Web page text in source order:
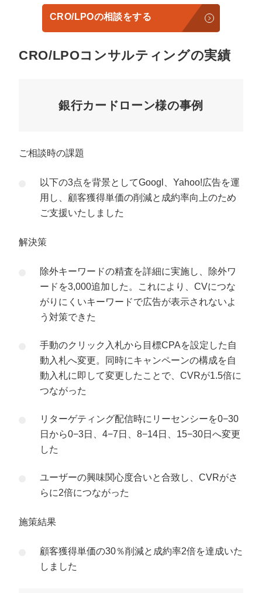
CRO/LPOの相談をする
CRO/LPOコンサルティングの実績
銀行カードローン様の事例
ご相談時の課題
以下の3点を背景としてGoogl、Yahoo!広告を運
用し、顧客獲得単価の削減と成約率向上のため
ご支援いたしました
解決策
除外キーワードの精査を詳細に実施し、除外ワ
ードを3,000追加した。これにより、CVにつな
がりにくいキーワードで広告が表示されないよ
う対策できた
手動のクリック入札から目標CPAを設定した自
動入札へ変更。同時にキャンペーンの構成を自
動入札に即して変更したことで、CVRが1.5倍に
つながった
リターゲティング配信時にリーセンシーを0−30
日から0−3日、4−7日、8−14日、15−30日へ変更
した
ユーザーの興味関心度合いと合致し、CVRがさ
らに2倍につながった
施策結果
顧客獲得単価の30％削減と成約率2倍を達成いた
しました